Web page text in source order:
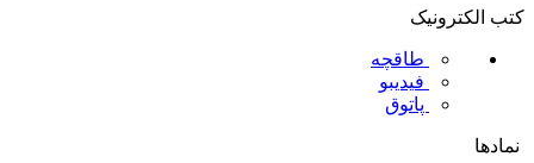
کتب الکترونیک
طاقچه
فیدیبو
پاتوق
نمادها